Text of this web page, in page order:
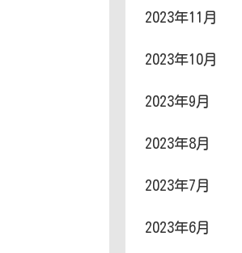
2023年11月
2023年10月
2023年9月
2023年8月
2023年7月
2023年6月